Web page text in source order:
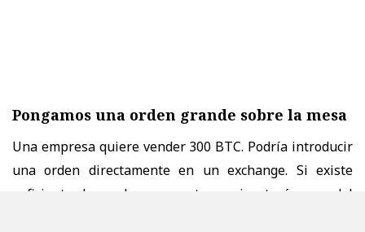
Pongamos una orden grande sobre la mesa
Una empresa quiere vender 300 BTC. Podría introducir
una orden directamente en un exchange. Si existe
suficiente demanda, una parte se ejecutará cerca del